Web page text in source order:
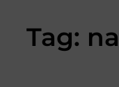
Tag: